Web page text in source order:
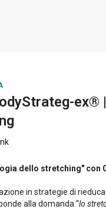
ex®
dello stretching" con
in strategie di
alla domanda “lo